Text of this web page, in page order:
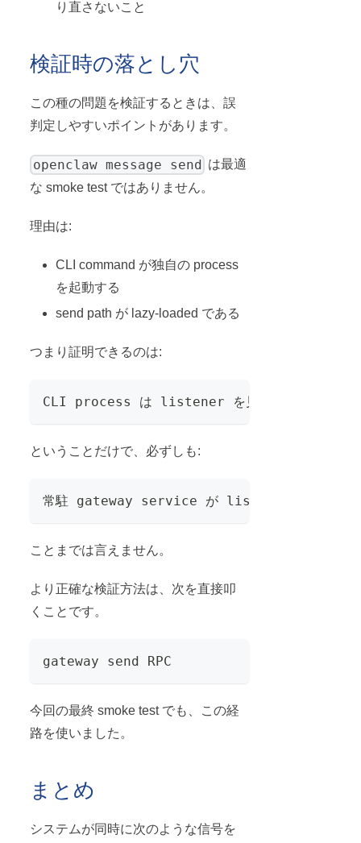
り直さないこと
検証時の落とし穴
この種の問題を検証するときは、誤
判定しやすいポイントがあります。
openclaw message send は最適
な smoke test ではありません。
理由は:
CLI command が独自の process
を起動する
send path が lazy-loaded である
つまり証明できるのは:
CLI process は listener を見つけられる
ということだけで、必ずしも:
常駐 gateway service が listener 共有を回復
ことまでは言えません。
より正確な検証方法は、次を直接叩
くことです。
gateway send RPC
今回の最終 smoke test でも、この経
路を使いました。
まとめ
システムが同時に次のような信号を